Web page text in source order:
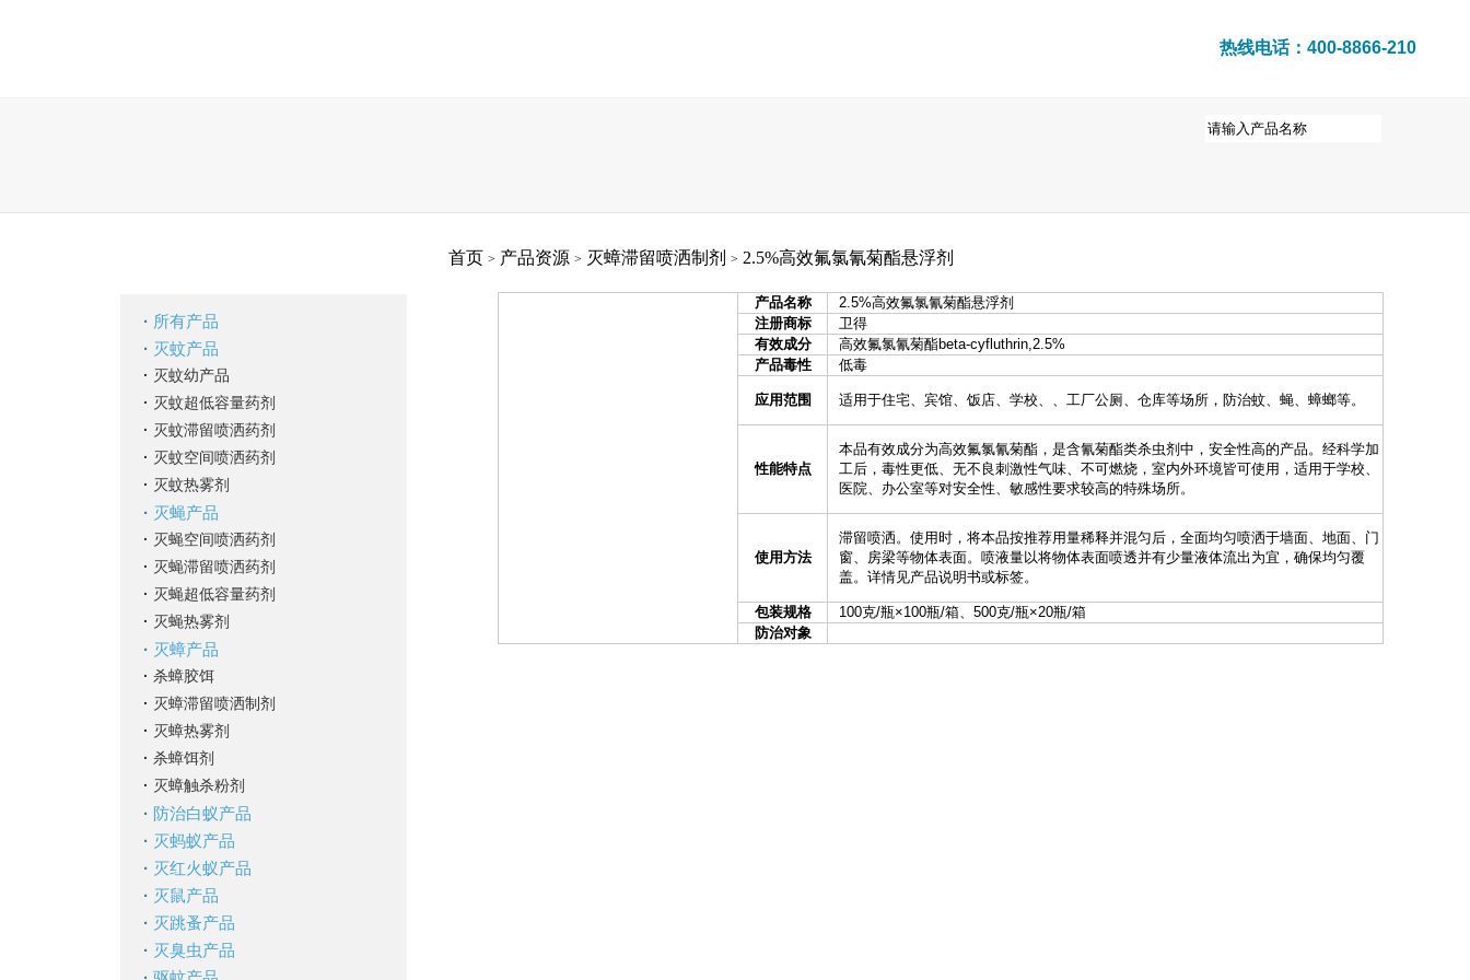
热线电话：400-8866-210
首页 > 产品资源 > 灭蟑滞留喷洒制剂 > 2.5%高效氟氯氰菊酯悬浮剂
产品名称
2.5%高效氟氯氰菊酯悬浮剂
注册商标
卫得
有效成分
高效氟氯氰菊酯beta-cyfluthrin,2.5%
产品毒性
低毒
应用范围 适用于住宅、宾馆、饭店、学校、、工厂公厕、仓库等场所，防治蚊、蝇、蟑螂等。
性能特点
本品有效成分为高效氟氯氰菊酯，是含氰菊酯类杀虫剂中，安全性高的产品。经科学加
工后，毒性更低、无不良刺激性气味、不可燃烧，室内外环境皆可使用，适用于学校、
医院、办公室等对安全性、敏感性要求较高的特殊场所。
使用方法
滞留喷洒。使用时，将本品按推荐用量稀释并混匀后，全面均匀喷洒于墙面、地面、门
窗、房梁等物体表面。喷液量以将物体表面喷透并有少量液体流出为宜，确保均匀覆
盖。详情见产品说明书或标签。
包装规格
100克/瓶×100瓶/箱、500克/瓶×20瓶/箱
防治对象
· 所有产品
· 灭蚊产品
· 灭蚊幼产品
· 灭蚊超低容量药剂
· 灭蚊滞留喷洒药剂
· 灭蚊空间喷洒药剂
· 灭蚊热雾剂
· 灭蝇产品
· 灭蝇空间喷洒药剂
· 灭蝇滞留喷洒药剂
· 灭蝇超低容量药剂
· 灭蝇热雾剂
· 灭蟑产品
· 杀蟑胶饵
· 灭蟑滞留喷洒制剂
· 灭蟑热雾剂
· 杀蟑饵剂
· 灭蟑触杀粉剂
· 防治白蚁产品
· 灭蚂蚁产品
· 灭红火蚁产品
· 灭鼠产品
· 灭跳蚤产品
· 灭臭虫产品